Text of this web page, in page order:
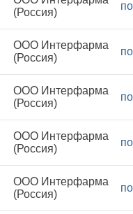
(Россия)
ООО Интерфарма
(Россия)
ООО Интерфарма
(Россия)
ООО Интерфарма
(Россия)
ООО Интерфарма
(Россия)